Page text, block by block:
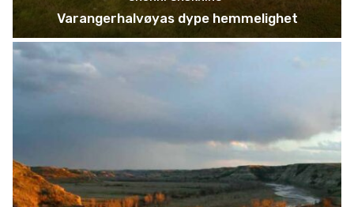
Varangerhalvøyas dype hemmelighet